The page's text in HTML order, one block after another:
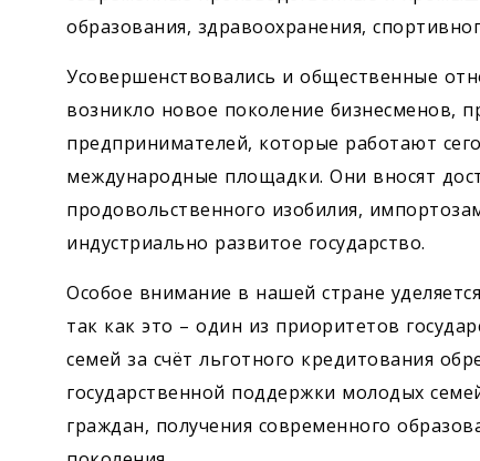
образования, здравоохранения,
Усовершенствовались и общественные
возникло новое поколение бизнесменов,
предпринимателей, которые работают
международные площадки. Они вносят
продовольственного изобилия,
индустриально развитое государство.
Особое внимание в нашей стране
так как это – один из приоритетов
семей за счёт льготного кредитования
государственной поддержки молодых
граждан, получения современного